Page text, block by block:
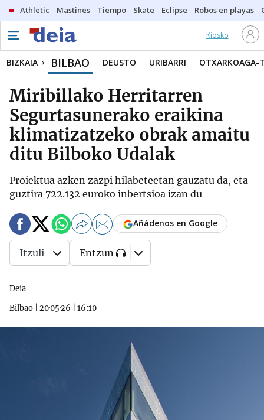
Athletic Mastines Tiempo Skate Eclipse Robos en playas
Kiosko
BIZKAIA BILBAO DEUSTO URIBARRI OTXARKOAGA-
Miribillako Herritarren
Segurtasunerako eraikina
klimatizatzeko obrak amaitu
ditu Bilboko Udalak
Proiektua azken zazpi hilabeteetan gauzatu da, eta
guztira 722.132 euroko inbertsioa izan du
Deia
Bilbao
20·05·26 16:10
Añádenos en Google
Itzuli Entzun